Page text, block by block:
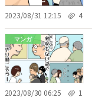
2023/08/31 12:15 4
マンガ
2023/08/30 06:25 1